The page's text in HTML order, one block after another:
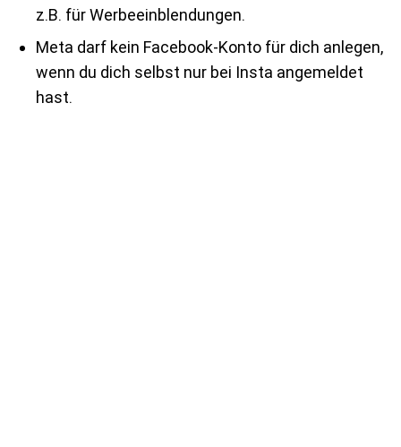
z.B. für Werbeeinblendungen.
Meta darf kein Facebook-Konto für dich anlegen,
wenn du dich selbst nur bei Insta angemeldet
hast.